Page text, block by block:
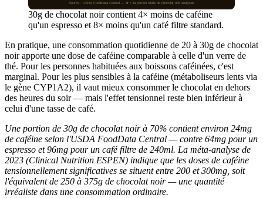
Source : USDA FoodData Central — ★ = la portion réelle de chocolat noir analysée
30g de chocolat noir contient 4× moins de caféine
qu'un espresso et 8× moins qu'un café filtre standard.
En pratique, une consommation quotidienne de 20 à 30g de chocolat
noir apporte une dose de caféine comparable à celle d'un verre de
thé. Pour les personnes habituées aux boissons caféinées, c'est
marginal. Pour les plus sensibles à la caféine (métaboliseurs lents via
le gène CYP1A2), il vaut mieux consommer le chocolat en dehors
des heures du soir — mais l'effet tensionnel reste bien inférieur à
celui d'une tasse de café.
Une portion de 30g de chocolat noir à 70% contient environ 24mg
de caféine selon l'USDA FoodData Central — contre 64mg pour un
espresso et 96mg pour un café filtre de 240ml. La méta-analyse de
2023 (Clinical Nutrition ESPEN) indique que les doses de caféine
tensionnellement significatives se situent entre 200 et 300mg, soit
l'équivalent de 250 à 375g de chocolat noir — une quantité
irréaliste dans une consommation ordinaire.